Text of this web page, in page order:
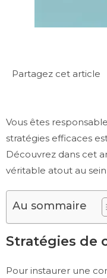
Partagez cet article
Vous êtes
stratégies efficaces
Découvrez dans cet
véritable atout au
Au sommaire
Stratégies de
Pour instaurer une